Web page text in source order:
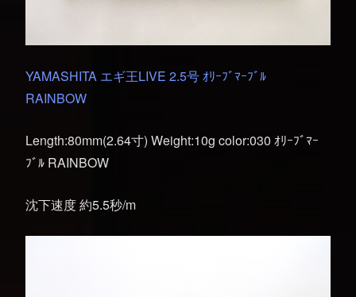
YAMASHITA エギ王LIVE 2.5号 ｵﾘｰﾌﾞﾏｰﾌﾞﾙ
RAINBOW
Length:80mm(2.64寸) Weight:10g color:030 ｵﾘｰﾌﾞﾏｰ
ﾌﾞﾙ RAINBOW
沈下速度 約5.5秒/m